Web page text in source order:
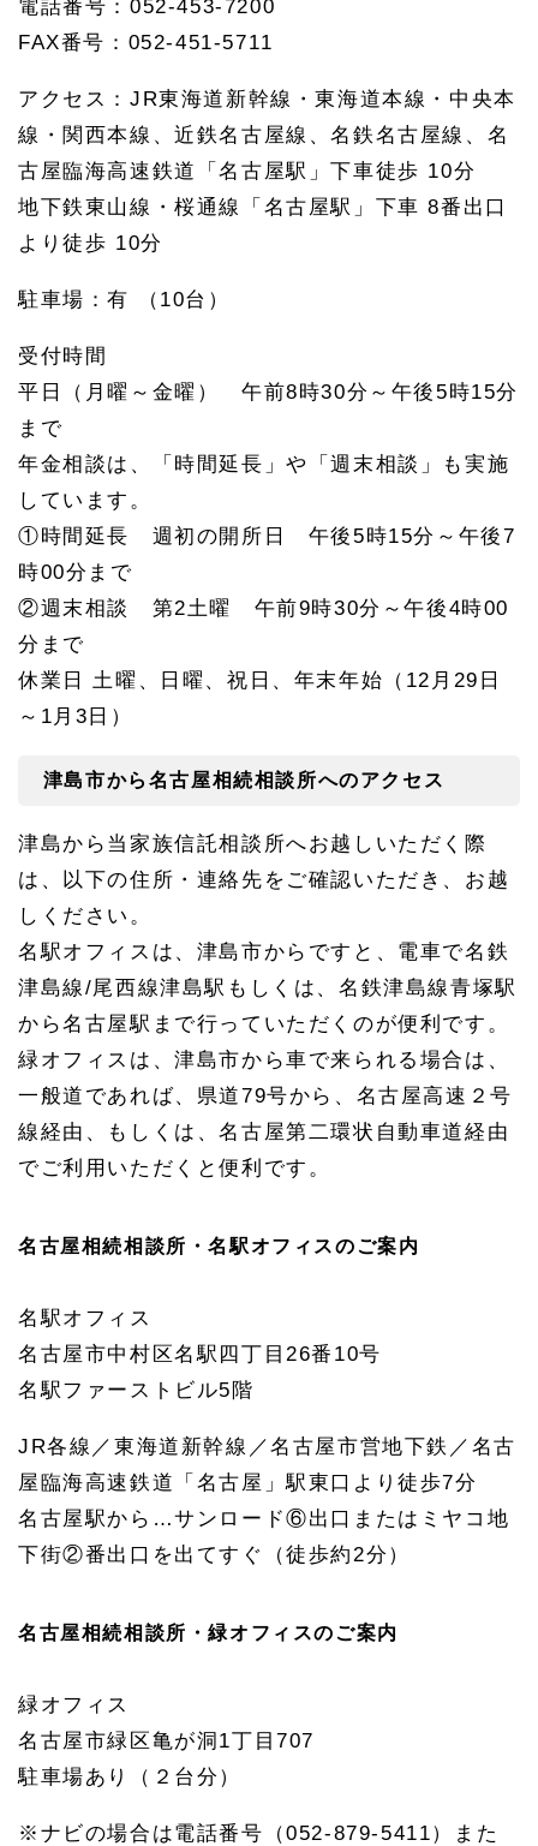
電話番号：052-453-7200
FAX番号：052-451-5711
アクセス：JR東海道新幹線・東海道本線・中央本
線・関西本線、近鉄名古屋線、名鉄名古屋線、名
古屋臨海高速鉄道「名古屋駅」下車徒歩 10分
地下鉄東山線・桜通線「名古屋駅」下車 8番出口
より徒歩 10分
駐車場：有 （10台）
受付時間
平日（月曜～金曜） 午前8時30分～午後5時15分
まで
年金相談は、「時間延長」や「週末相談」も実施
しています。
①時間延長 週初の開所日 午後5時15分～午後7
時00分まで
②週末相談 第2土曜 午前9時30分～午後4時00
分まで
休業日 土曜、日曜、祝日、年末年始（12月29日
～1月3日）
津島市から名古屋相続相談所へのアクセス
津島から当家族信託相談所へお越しいただく際
は、以下の住所・連絡先をご確認いただき、お越
しください。
名駅オフィスは、津島市からですと、電車で名鉄
津島線/尾西線津島駅もしくは、名鉄津島線青塚駅
から名古屋駅まで行っていただくのが便利です。
緑オフィスは、津島市から車で来られる場合は、
一般道であれば、県道79号から、名古屋高速２号
線経由、もしくは、名古屋第二環状自動車道経由
でご利用いただくと便利です。
名古屋相続相談所・名駅オフィスのご案内
名駅オフィス
名古屋市中村区名駅四丁目26番 10号
名駅ファーストビル5 階
JR各線／東海道新幹線／名古屋市営地下鉄／名古
屋臨海高速鉄道「名古屋」駅東口より徒歩7分
名古屋駅から …サンロード⑥出口またはミヤコ地
下街②番出口を出てすぐ（徒歩約2分）
名古屋相続相談所・緑オフィスのご案内
緑オフィス
名古屋市緑区亀が洞1丁目707
駐車場あり（２台分）
※ナビの場合は電話番号（052-879-5411）また